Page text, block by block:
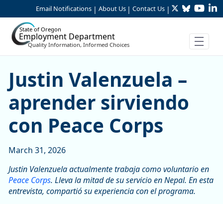
Skip to Main Content
Email Notifications | About Us | Contact Us | TwitterBluesky
State of Oregon
Employment Department
Quality Information, Informed Choices
Justin Valenzuela –
Justin Valenzuela –
aprender sirviendo
con Peace Corps
March 31, 2026
Justin Valenzuela actualmente trabaja como voluntario en
Peace Corps. Lleva la mitad de su servicio en Nepal. En esta
entrevista, compartió su experiencia con el programa.